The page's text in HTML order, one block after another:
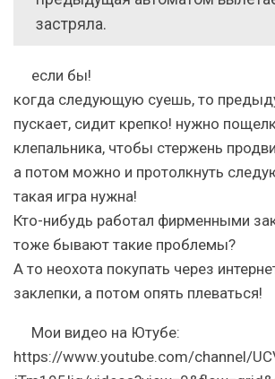
застряла.
если бы!
когда следующую суешь, то
пускает, сидит крепко! нужно
клепальника, чтобы стержень
а потом можно и протолкнуть
такая игра нужна!
Кто-нибудь работал фирменными
тоже бывают такие проблемы?
А то неохота покупать через
заклепки, а потом опять плеваться!
Мои видео на Ютубе:
https://www.youtube.com/channel/